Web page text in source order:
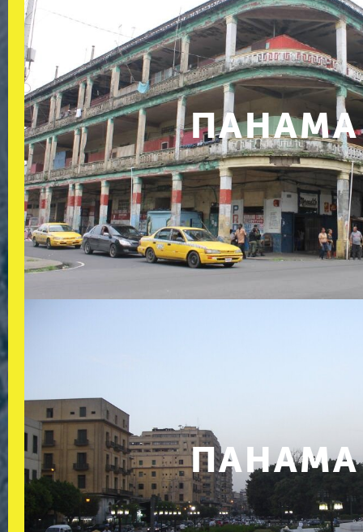
ПАНАМА
ПАНАМА